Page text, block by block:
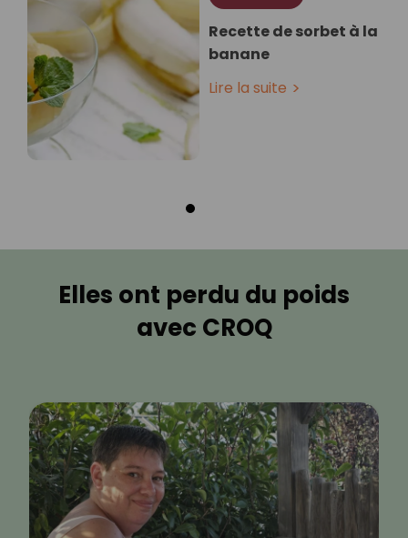
Recette de sorbet à la
banane
Lire la suite
Elles ont perdu du poids
avec CROQ